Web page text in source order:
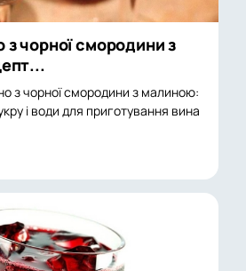
чорної смородини з
з чорної смородини з малиною:
і води для приготування вина